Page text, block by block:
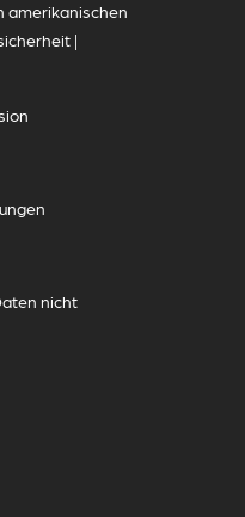
amerikanischen
|
nicht